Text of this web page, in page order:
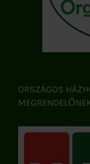
ORSZÁGOS